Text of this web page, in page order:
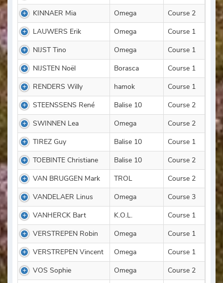
KINNAER Mia
Omega
Course 2
LAUWERS Erik
Omega
Course 1
NIJST Tino
Omega
Course 1
NIJSTEN Noël
Borasca
Course 1
RENDERS Willy
hamok
Course 1
STEENSSENS René
Balise 10
Course 2
SWINNEN Lea
Omega
Course 2
TIREZ Guy
Balise 10
Course 1
TOEBINTE Christiane
Balise 10
Course 2
VAN BRUGGEN Mark
TROL
Course 2
VANDELAER Linus
Omega
Course 3
VANHERCK Bart
K.O.L.
Course 1
VERSTREPEN Robin
Omega
Course 1
VERSTREPEN Vincent
Omega
Course 1
VOS Sophie
Omega
Course 2